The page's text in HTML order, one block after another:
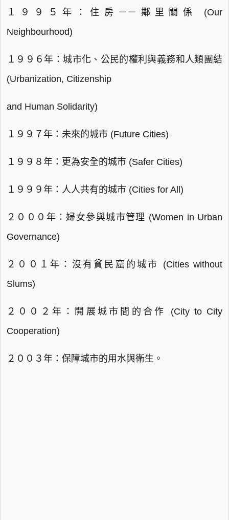
１９９５年：住房－－鄰里關係 (Our
Neighbourhood)
１９９６年：城市化、公民的權利與義務和人類團結
(Urbanization, Citizenship
and Human Solidarity)
１９９７年：未來的城市 (Future Cities)
１９９８年：更為安全的城市 (Safer Cities)
１９９９年：人人共有的城市 (Cities for All)
２０００年：婦女參與城市管理 (Women in Urban
Governance)
２００１年：沒有貧民窟的城市 (Cities without
Slums)
２００２年：開展城市間的合作 (City to City
Cooperation)
２００３年：保障城市的用水與衛生。